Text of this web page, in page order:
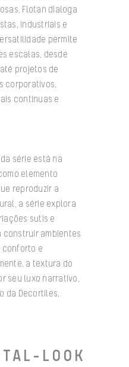
Flotan dialoga
industriais e
permite
escalas, desde
projetos de
corporativos,
contínuas e
série está na
elemento
reproduzir a
a série explora
sutis e
ambientes
conforto e
a textura do
seu luxo narrativo,
da Decortiles,
LOOK